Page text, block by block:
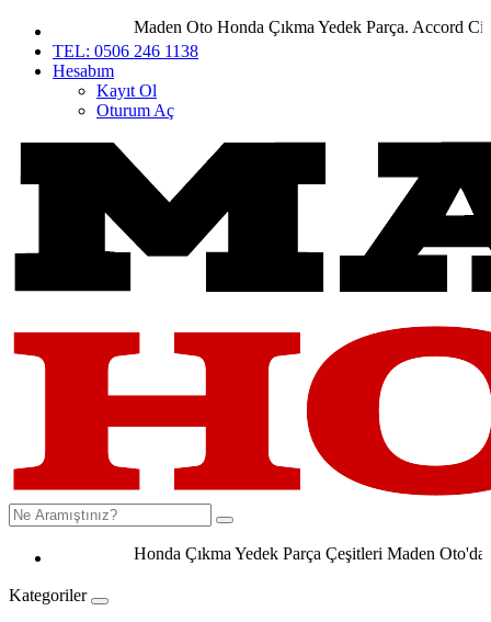
Maden Oto Honda Çıkma Yedek Parça. Accord City
TEL: 0506 246 1138
Hesabım
Kayıt Ol
Oturum Aç
Honda Çıkma Yedek Parça Çeşitleri Maden Oto'da
Kategoriler